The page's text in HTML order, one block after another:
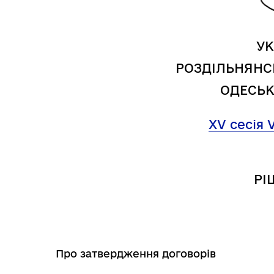
ХV сесія
Про затвердження договорів